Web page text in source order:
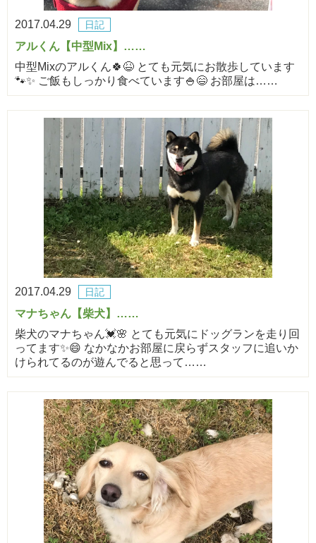
2017.04.29 日記
アルくん【中型Mix】……
中型Mixのアルくん🍀😆 とても元気にお散歩しています
🐾✨ ご飯もしっかり食べています🍚😄 お部屋は……
2017.04.29 日記
マナちゃん【柴犬】……
柴犬のマナちゃん💓🌸 とても元気にドッグランを走り回
ってます✨😄 なかなかお部屋に戻らずスタッフに追いか
けられてるのが遊んでると思って……